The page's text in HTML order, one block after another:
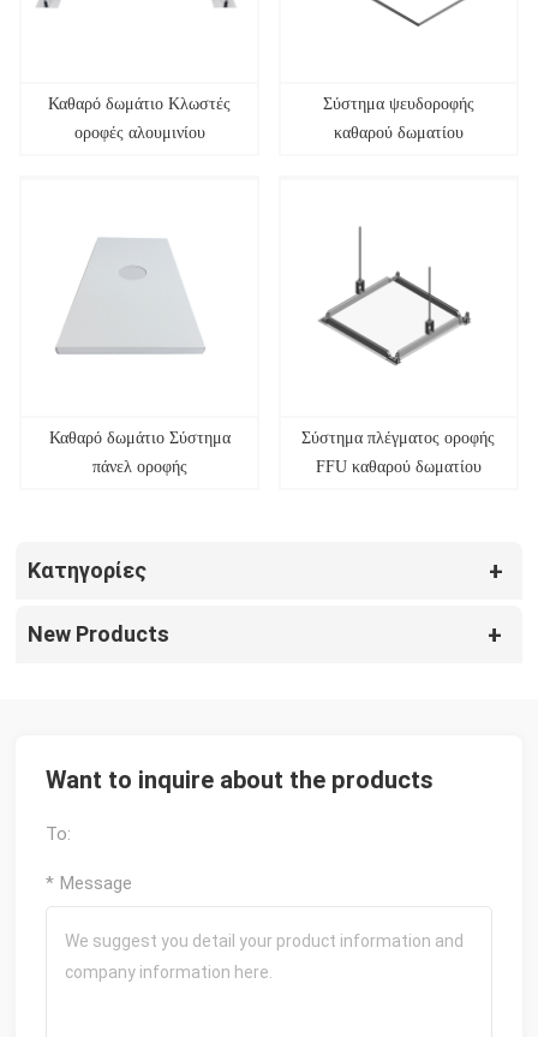
Καθαρό δωμάτιο Κλωστές
οροφές αλουμινίου
Σύστημα ψευδοροφής
καθαρού δωματίου
Καθαρό δωμάτιο Σύστημα
πάνελ οροφής
Σύστημα πλέγματος οροφής
FFU καθαρού δωματίου
Κατηγορίες
New Products
Want to inquire about the products
To:
* Message